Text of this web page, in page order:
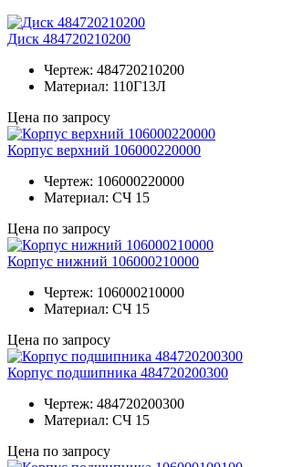
Диск 484720210200
Чертеж: 484720210200
Материал: 110Г13Л
Цена по запросу
Корпус верхний 106000220000
Чертеж: 106000220000
Материал: СЧ 15
Цена по запросу
Корпус нижний 106000210000
Чертеж: 106000210000
Материал: СЧ 15
Цена по запросу
Корпус подшипника 484720200300
Чертеж: 484720200300
Материал: СЧ 15
Цена по запросу